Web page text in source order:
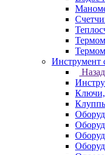
Инструмент
Назад